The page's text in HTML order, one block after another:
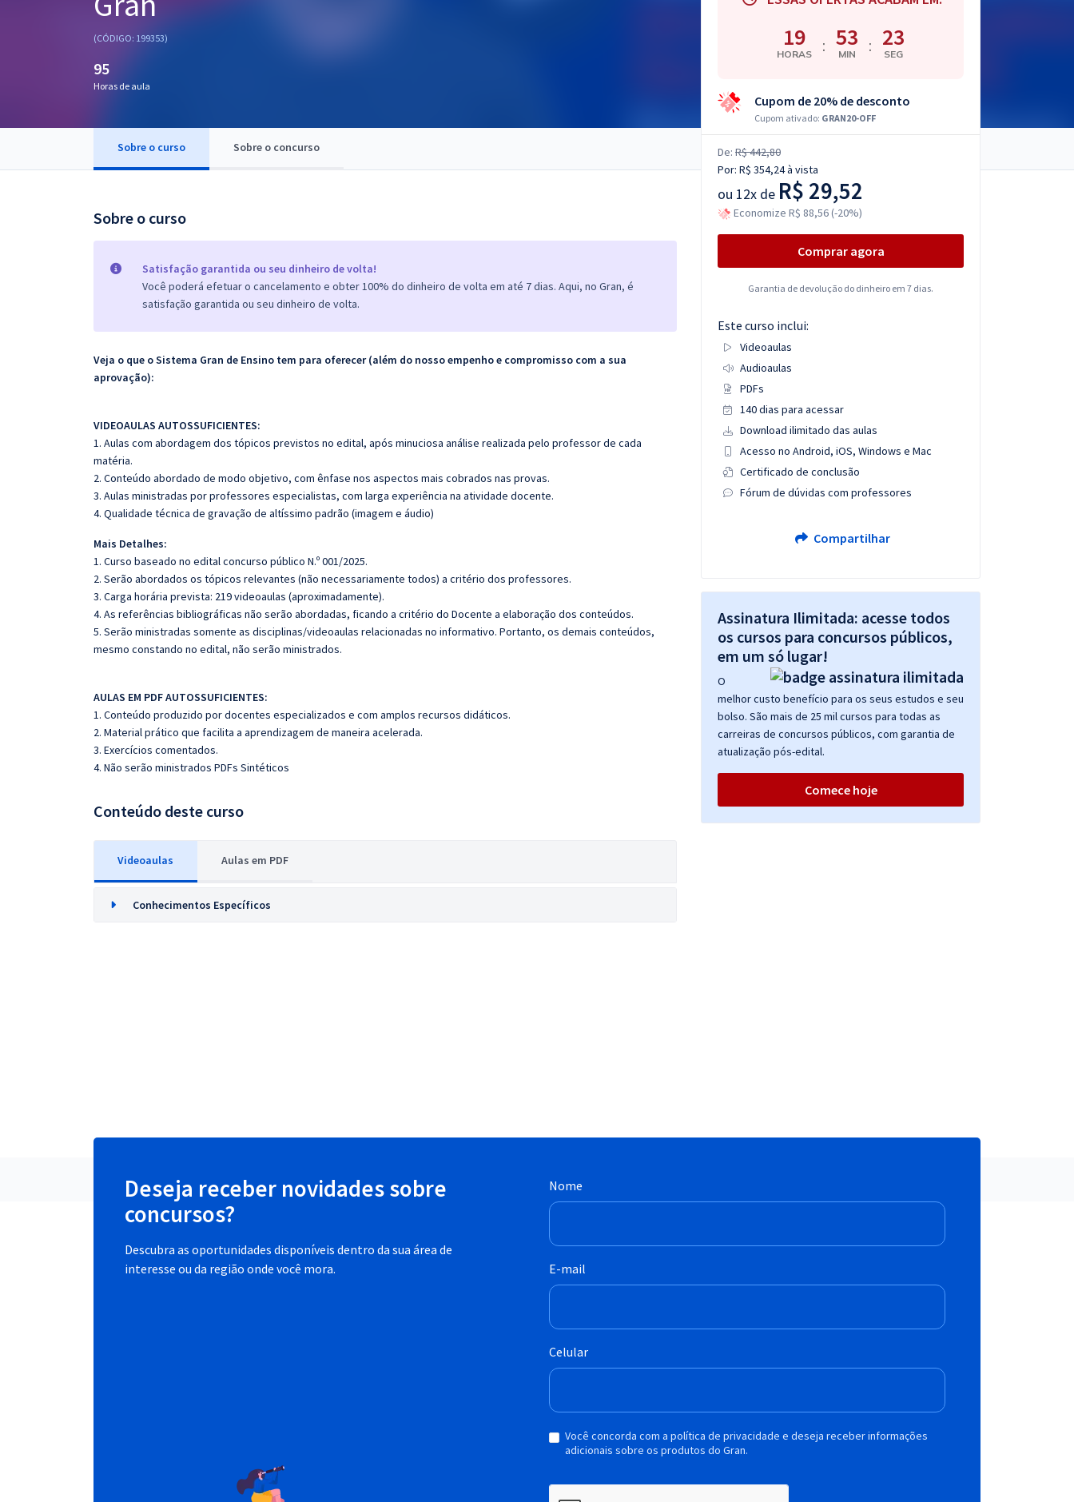
Questões grátis
(CÓDIGO: 199353)
95
Horas de aula
Sobre o curso Sobre o concurso
Sobre o curso
Satisfação garantida ou seu dinheiro de volta!
Você poderá efetuar o cancelamento e obter 100% do dinheiro de volta em até 7 dias. Aqui, no Gran, é
satisfação garantida ou seu dinheiro de volta.
Veja o que o Sistema Gran de Ensino tem para oferecer (além do nosso empenho e compromisso com a sua
aprovação):
VIDEOAULAS AUTOSSUFICIENTES:
1. Aulas com abordagem dos tópicos previstos no edital, após minuciosa análise realizada pelo professor de cada
matéria.
2. Conteúdo abordado de modo objetivo, com ênfase nos aspectos mais cobrados nas provas.
3. Aulas ministradas por professores especialistas, com larga experiência na atividade docente.
4. Qualidade técnica de gravação de altíssimo padrão (imagem e áudio)
Mais Detalhes:
1. Curso baseado no edital concurso público N.º 001/2025.
2. Serão abordados os tópicos relevantes (não necessariamente todos) a critério dos professores.
3. Carga horária prevista: 219 videoaulas (aproximadamente).
4. As referências bibliográficas não serão abordadas, ficando a critério do Docente a elaboração dos conteúdos.
5. Serão ministradas somente as disciplinas/videoaulas relacionadas no informativo. Portanto, os demais conteúdos,
mesmo constando no edital, não serão ministrados.
AULAS EM PDF AUTOSSUFICIENTES:
1. Conteúdo produzido por docentes especializados e com amplos recursos didáticos.
2. Material prático que facilita a aprendizagem de maneira acelerada.
3. Exercícios comentados.
4. Não serão ministrados PDFs Sintéticos
Conteúdo deste curso
Videoaulas Aulas em PDF
Conhecimentos Específicos
19
HORAS : 53
MIN : 22
SEG
Cupom de 20% de desconto
Cupom ativado: GRAN20-OFF
De: R$ 442,80
Por: R$ 354,24à vista
ou 12x de R$ 29,52
Economize R$ 88,56 (-20%)
Comprar agora
Garantia de devolução do dinheiro em 7 dias.
Este curso inclui:
Videoaulas
Audioaulas
PDFs
140 dias para acessar
Download ilimitado das aulas
Acesso no Android, iOS, Windows e Mac
Certificado de conclusão
Fórum de dúvidas com professores
Compartilhar
Assinatura Ilimitada: acesse todos
os cursos para concursos públicos,
em um só lugar!
O
melhor custo benefício para os seus estudos e seu
bolso. São mais de 25 mil cursos para todas as
carreiras de concursos públicos, com garantia de
atualização pós-edital.
Comece hoje
Deseja receber novidades sobre
concursos?
Descubra as oportunidades disponíveis dentro da sua área de
interesse ou da região onde você mora.
Nome
E-mail
Celular
Você concorda com a política de privacidade e deseja receber informações
adicionais sobre os produtos do Gran.